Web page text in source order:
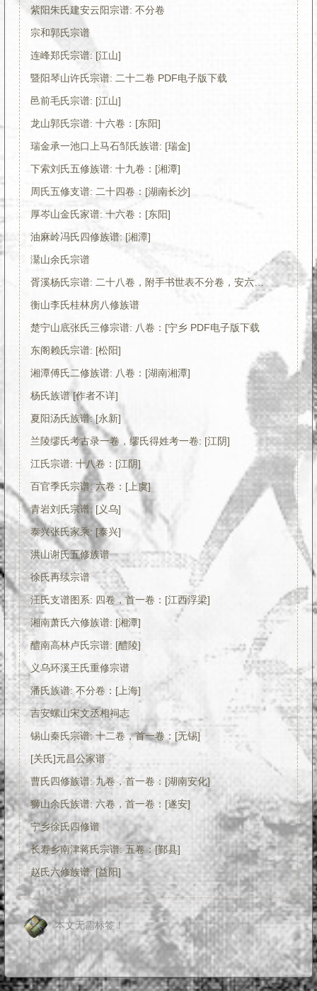
紫阳朱氏建安云阳宗谱: 不分卷
宗和郭氏宗谱
连峰郑氏宗谱: [江山]
暨阳琴山许氏宗谱: 二十二卷 PDF电子版下载
邑前毛氏宗谱: [江山]
龙山郭氏宗谱: 十六卷：[东阳]
瑞金承一池口上马石邹氏族谱: [瑞金]
下索刘氏五修族谱: 十九卷：[湘潭]
周氏五修支谱: 二十四卷：[湖南长沙]
厚岑山金氏家谱: 十六卷：[东阳]
油麻岭冯氏四修族谱: [湘潭]
灊山余氏宗谱
胥溪杨氏宗谱: 二十八卷，附手书世表不分卷，安六公祀田?不分卷：[高淳]
衡山李氏桂林房八修族谱
楚宁山底张氏三修宗谱: 八卷：[宁乡 PDF电子版下载
东阁赖氏宗谱: [松阳]
湘潭傅氏二修族谱: 八卷：[湖南湘潭]
杨氏族谱 [作者不详]
夏阳汤氏族谱: [永新]
兰陵缪氏考古录一卷，缪氏得姓考一卷: [江阴]
江氏宗谱: 十八卷：[江阴]
百官季氏宗谱: 六卷：[上虞]
青岩刘氏宗谱: [义乌]
泰兴张氏家乘: [泰兴]
洪山谢氏五修族谱
徐氏再续宗谱
汪氏支谱图系: 四卷，首一卷：[江西浮梁]
湘南萧氏六修族谱: [湘潭]
醴南高林卢氏宗谱: [醴陵]
义乌环溪王氏重修宗谱
潘氏族谱: 不分卷：[上海]
吉安螺山宋文丞相祠志
锡山秦氏宗谱: 十二卷，首一卷：[无锡]
[关氏]元昌公家谱
曹氏四修族谱: 九卷，首一卷：[湖南安化]
狮山余氏族谱: 六卷，首一卷：[遂安]
宁乡徐氏四修谱
长寿乡南津蒋氏宗谱: 五卷：[鄞县]
赵氏六修族谱: [益阳]
本文无需标签！